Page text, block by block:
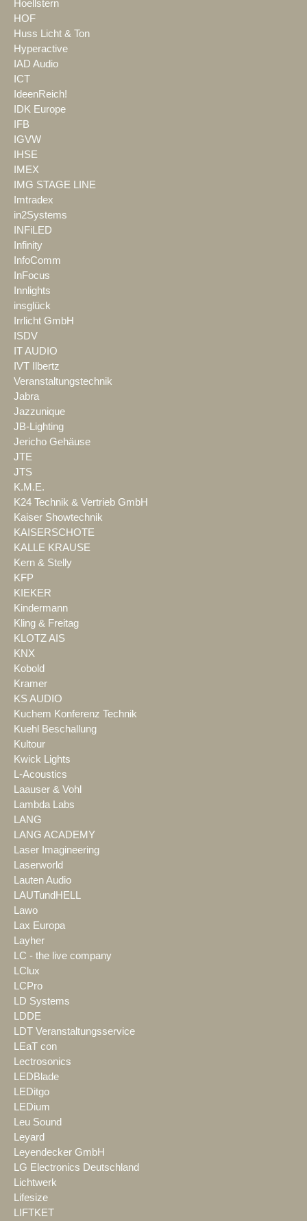
Hoellstern
HOF
Huss Licht & Ton
Hyperactive
IAD Audio
ICT
IdeenReich!
IDK Europe
IFB
IGVW
IHSE
IMEX
IMG STAGE LINE
Imtradex
in2Systems
INFiLED
Infinity
InfoComm
InFocus
Innlights
insglück
Irrlicht GmbH
ISDV
IT AUDIO
IVT Ilbertz
Veranstaltungstechnik
Jabra
Jazzunique
JB-Lighting
Jericho Gehäuse
JTE
JTS
K.M.E.
K24 Technik & Vertrieb GmbH
Kaiser Showtechnik
KAISERSCHOTE
KALLE KRAUSE
Kern & Stelly
KFP
KIEKER
Kindermann
Kling & Freitag
KLOTZ AIS
KNX
Kobold
Kramer
KS AUDIO
Kuchem Konferenz Technik
Kuehl Beschallung
Kultour
Kwick Lights
L-Acoustics
Laauser & Vohl
Lambda Labs
LANG
LANG ACADEMY
Laser Imagineering
Laserworld
Lauten Audio
LAUTundHELL
Lawo
Lax Europa
Layher
LC - the live company
LClux
LCPro
LD Systems
LDDE
LDT Veranstaltungsservice
LEaT con
Lectrosonics
LEDBlade
LEDitgo
LEDium
Leu Sound
Leyard
Leyendecker GmbH
LG Electronics Deutschland
Lichtwerk
Lifesize
LIFTKET